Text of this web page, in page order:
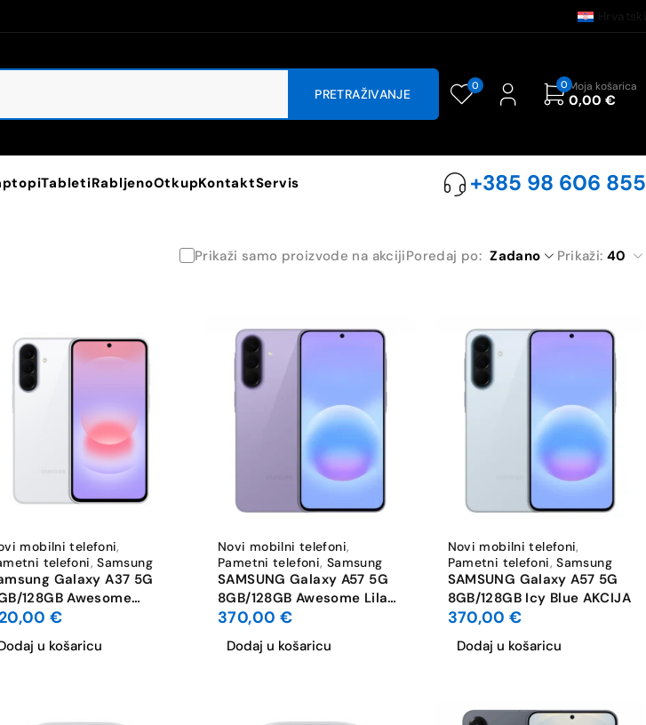
0 0 Moja košarica
0,00 €
TabletiRabljenoOtkupKontaktServis +385 98 606 855
Prikaži samo proizvode na akcijiPoredaj po Zadano Prikaži: 40
mobilni telefoni,
telefoni,Samsung
Galaxy A37 5G
128GB Awesome
€
u košaricu
Novi mobilni telefoni,
Pametni telefoni, Samsung
SAMSUNG Galaxy A57 5G
8GB/128GB Awesome Lilac
AKCIJA
370,00 €
Dodaj u košaricu
Novi mobilni telefoni,
Pametni telefoni,Samsung
SAMSUNG Galaxy A57 5G
8GB/128GB Icy Blue AKCIJA
370,00€
Dodaj u košaricu